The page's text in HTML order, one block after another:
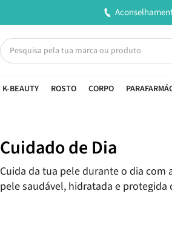
Entregas em 24H
K-BEAUTY ROSTO CORPO
Cuidado de Dia
Cuida da tua pele durante o dia
pele saudável, hidratada e